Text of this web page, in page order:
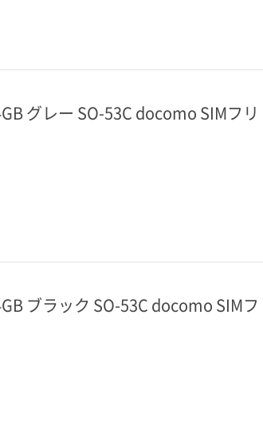
グレー SO-53C docomo SIMフリ
ブラック SO-53C docomo SIMフ